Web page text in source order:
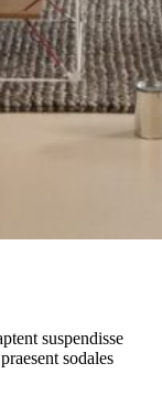
suspendisse
sodales